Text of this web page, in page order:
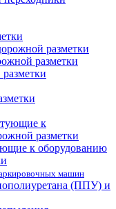
разметки
к оборудованию
машин
(ППУ) и